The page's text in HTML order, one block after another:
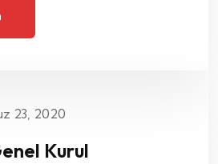
23, 2020
Kurul